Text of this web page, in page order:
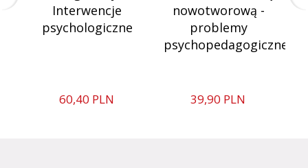
Interwencje
psychologiczne
60,40 PLN
nowotworową -
problemy
psychopedagogiczne
39,90 PLN